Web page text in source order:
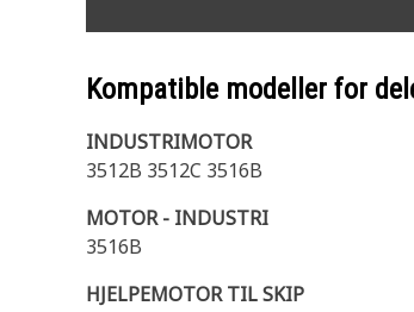
Kompatible modeller for
INDUSTRIMOTOR
3512B 3512C 3516B
MOTOR - INDUSTRI
3516B
HJELPEMOTOR TIL SKIP